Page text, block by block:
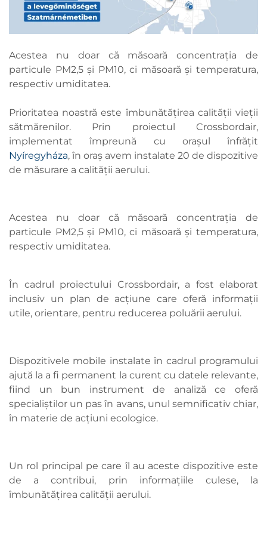
Acestea nu doar că măsoară concentrația de
particule PM2,5 și PM10, ci măsoară și temperatura,
respectiv umiditatea.
Prioritatea noastră este îmbunătățirea calității vieții
sătmărenilor. Prin proiectul Crossbordair,
implementat împreună cu orașul înfrățit
Nyíregyháza, în oraș avem instalate 20 de dispozitive
de măsurare a calității aerului.
Acestea nu doar că măsoară concentrația de
particule PM2,5 și PM10, ci măsoară și temperatura,
respectiv umiditatea.
În cadrul proiectului Crossbordair, a fost elaborat
inclusiv un plan de acțiune care oferă informații
utile, orientare, pentru reducerea poluării aerului.
Dispozitivele mobile instalate în cadrul programului
ajută la a fi permanent la curent cu datele relevante,
fiind un bun instrument de analiză ce oferă
specialiștilor un pas în avans, unul semnificativ chiar,
în materie de acțiuni ecologice.
Un rol principal pe care îl au aceste dispozitive este
de a contribui, prin informațiile culese, la
îmbunătățirea calității aerului.